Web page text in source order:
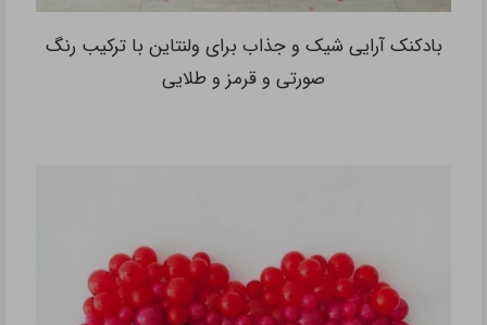
بادکنک آرایی شیک و جذاب برای ولنتاین با ترکیب رنگ
صورتی و قرمز و طلایی